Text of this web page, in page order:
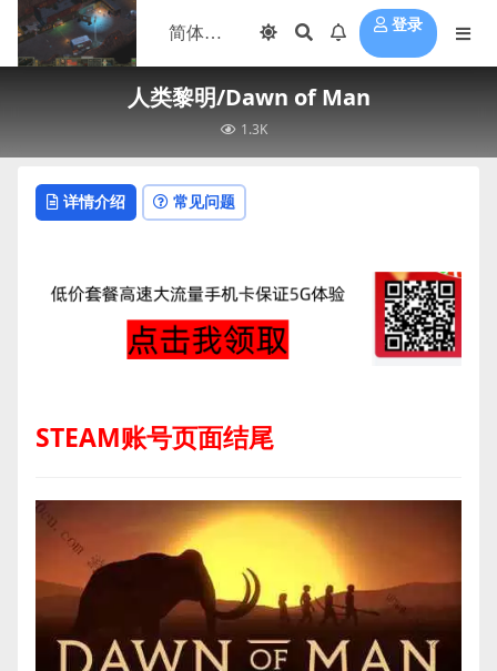
登录
人类黎明/Dawn of Man
1.3K
详情介绍 常见问题
STEAM账号页面结尾